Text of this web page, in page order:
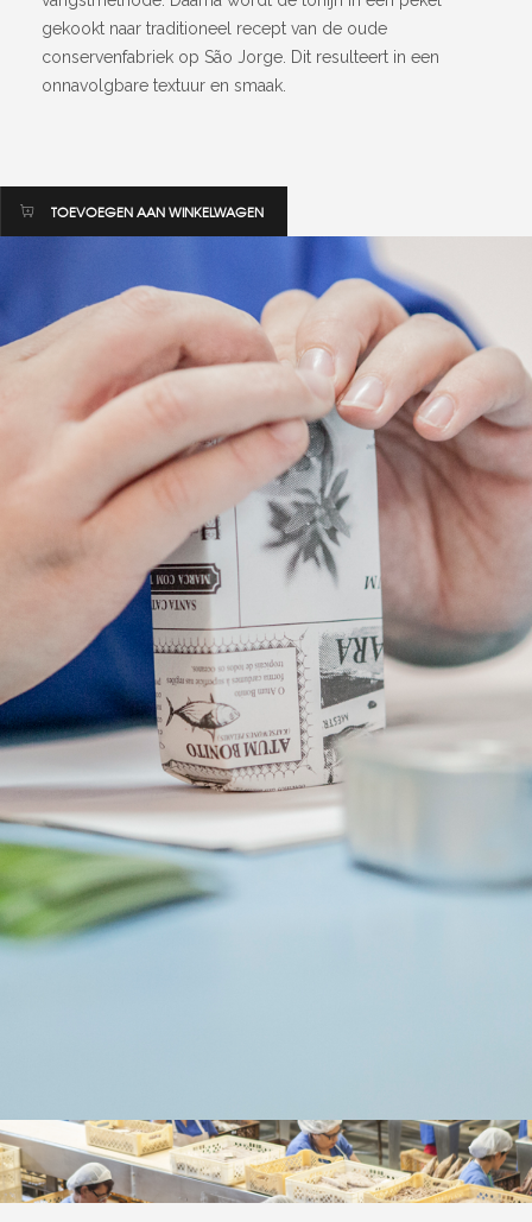
gekookt naar traditioneel recept van de oude
conservenfabriek op São Jorge. Dit resulteert in een
onnavolgbare textuur en smaak.
TOEVOEGEN AAN WINKELWAGEN